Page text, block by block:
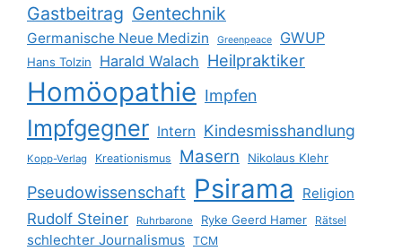
Gastbeitrag Gentechnik
Germanische Neue Medizin Greenpeace GWUP
Hans Tolzin Harald Walach Heilpraktiker
Homöopathie Impfen
Impfgegner Intern Kindesmisshandlung
Kopp-Verlag Kreationismus Masern Nikolaus Klehr
Pseudowissenschaft Psirama Religion
Rudolf Steiner Ruhrbarone Ryke Geerd Hamer Rätsel
schlechter Journalismus TCM